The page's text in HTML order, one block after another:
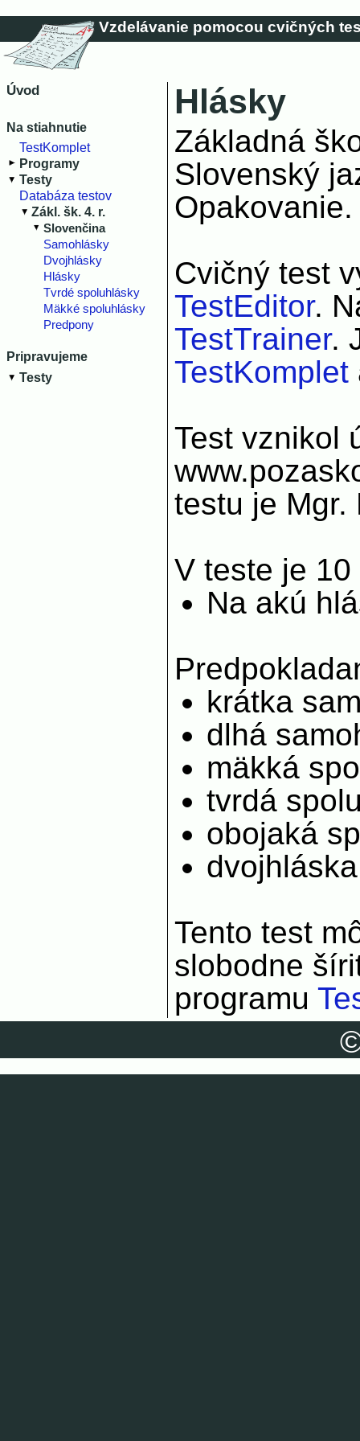
Vzdelávanie pomocou cvičných
Úvod
Na stiahnutie
TestKomplet
Programy
Testy
Databáza testov
Zákl. šk. 4. r.
Slovenčina
Samohlásky
Dvojhlásky
Hlásky
Tvrdé spoluhlásky
Mäkké spoluhlásky
Predpony
Pripravujeme
Testy
Hlásky
Základná
Slovenský
Opakovanie.
Cvičný test
TestEditor.
TestTrainer.
TestKomplet
Test vznikol
testu je Mgr.
V teste je
Na akú
krátka
dlhá
mäkká
tvrdá
obojaká
dvojhláska
Tento test
slobodne
programu